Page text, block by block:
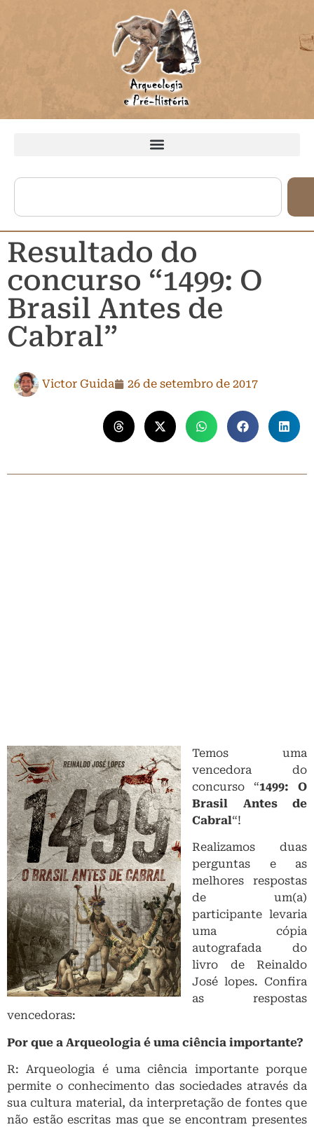
Resultado do
concurso “1499: O
Brasil Antes de
Cabral”
Victor Guida 26 de setembro de 2017
Temos uma
vencedora do
concurso “1499: O
Brasil Antes de
Cabral“!
Realizamos duas
perguntas e as
melhores respostas
de um(a)
participante levaria
uma cópia
autografada do
livro de Reinaldo
José lopes. Confira
as respostas
vencedoras:
Por que a Arqueologia é uma ciência importante?
R: Arqueologia é uma ciência importante porque
permite o conhecimento das sociedades através da
sua cultura material, da interpretação de fontes que
não estão escritas mas que se encontram presentes